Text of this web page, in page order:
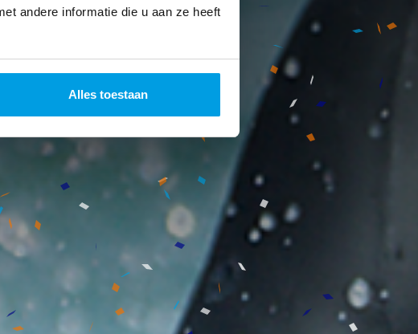
andere informatie die u aan ze heeft
Alles toestaan